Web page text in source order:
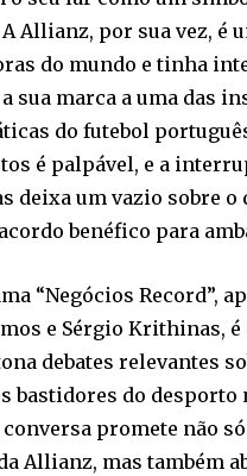
Allianz, por sua vez, é
do mundo e tinha
sua marca a uma das
do futebol
é palpável, e a
deixa um vazio sobre o
benéfico para
“Negócios Record”,
e Sérgio Krithinas,
debates relevantes
bastidores do desporto
conversa promete não
Allianz, mas também